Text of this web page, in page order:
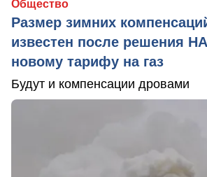
Общество
Размер зимних
известен после решения
новому тарифу на газ
Будут и компенсации дровами